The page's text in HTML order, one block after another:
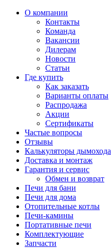
О компании
Контакты
Команда
Вакансии
Дилерам
Новости
Статьи
Где купить
Как заказать
Варианты оплаты
Распродажа
Акции
Сертификаты
Частые вопросы
Отзывы
Калькуляторы дымохода
Доставка и монтаж
Гарантия и сервис
Обмен и возврат
Печи для бани
Печи для дома
Отопительные котлы
Печи-камины
Портативные печи
Комплектующие
Запчасти